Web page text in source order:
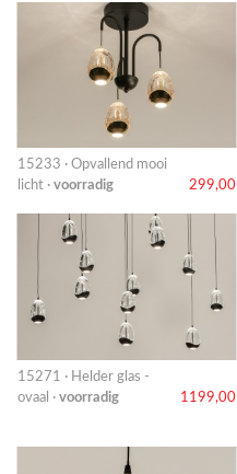
15233 · Opvallend mooi
licht · voorradig 299,00
15271 · Helder glas -
ovaal · voorradig 1199,00